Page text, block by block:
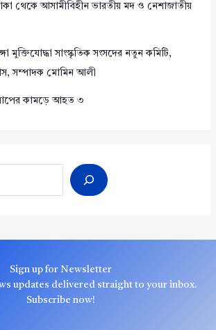
থেকে আসামীবিহীন ভারতীয় মদ ও নেশাজাতীয়
মুক্তিযোদ্ধা সাংস্কৃতিক সংসদের নতুন কমিটি,
সম্পাদক মোমিন আলী
সাপের কামড়ে আহত ৩
Sign up for Newsletter
updates delivered straight to your inbox.
Subscribe now!